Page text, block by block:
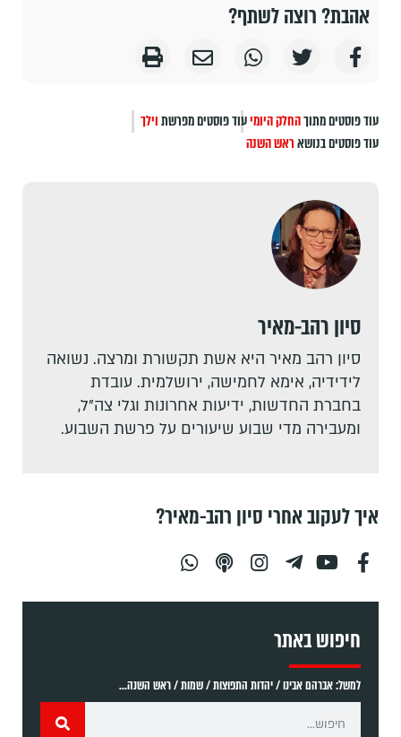
אהבת? רוצה לשתף?
עוד פוסטים מתוךהחלק היומיעוד פוסטים מפרשתוילך
עוד פוסטים בנושאראש השנה
סיון רהב-מאיר
סיון רהב מאיר היא אשת תקשורת ומרצה. נשואה
לידידיה, אימא לחמישה, ירושלמית. עובדת
בחברת החדשות, ידיעות אחרונות וגלי צה"ל,
ומעבירה מדי שבוע שיעורים על פרשת השבוע.
איך לעקוב אחרי סיון רהב-מאיר?
חיפוש באתר
למשל: אברהם אבינו / יהדות התפוצות / שמות / ראש השנה...